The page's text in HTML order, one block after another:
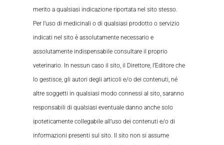
merito a qualsiasi indicazione riportata nel sito stesso.
Per l’uso di medicinali o di qualsiasi prodotto o servizio
indicati nel sito è assolutamente necessario e
assolutamente indispensabile consultare il proprio
veterinario. In nessun caso il sito, il Direttore, l’Editore che
lo gestisce, gli autori degli articoli e/o dei contenuti, né
altre soggetti in qualsiasi modo connessi al sito, saranno
responsabili di qualsiasi eventuale danno anche solo
ipoteticamente collegabile all’uso dei contenuti e/o di
informazioni presenti sul sito. Il sito non si assume